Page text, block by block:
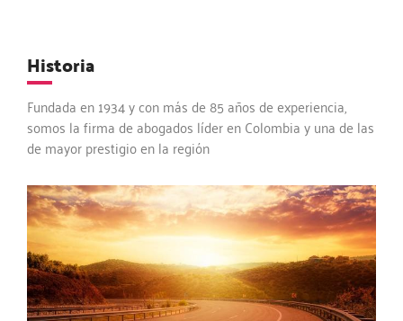
Historia
Fundada en 1934 y con más de 85 años de experiencia,
somos la firma de abogados líder en Colombia y una de las
de mayor prestigio en la región